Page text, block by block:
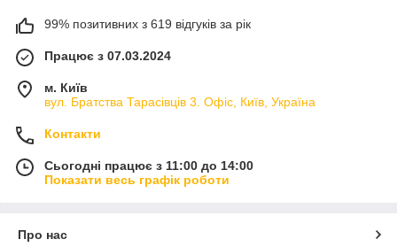
99% позитивних з 619 відгуків за рік
Працює з 07.03.2024
м. Київ
вул. Братства Тарасівців 3. Офіс, Київ, Україна
Контакти
Сьогодні працює з 11:00 до 14:00
Показати весь графік роботи
Про нас